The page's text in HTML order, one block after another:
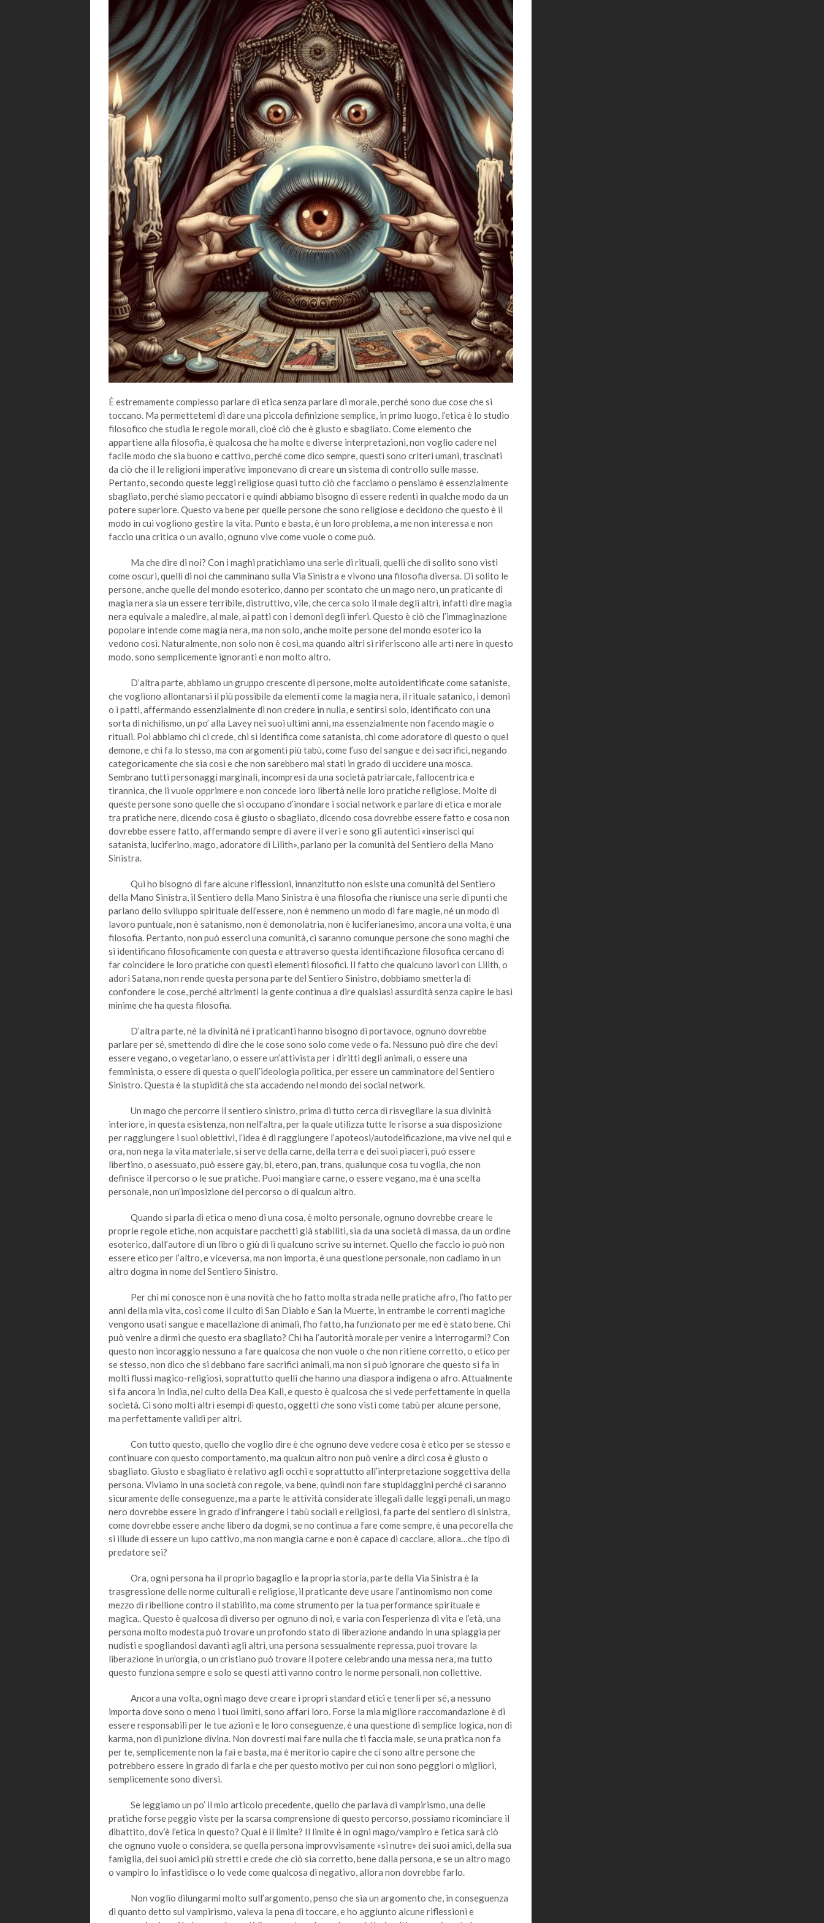
È estremamente complesso parlare di etica senza parlare di morale, perché sono due cose che si
toccano. Ma permettetemi di dare una piccola definizione semplice, in primo luogo, l’etica è lo studio
filosofico che studia le regole morali, cioè ciò che è giusto e sbagliato. Come elemento che
appartiene alla filosofia, è qualcosa che ha molte e diverse interpretazioni, non voglio cadere nel
facile modo che sia buono e cattivo, perché come dico sempre, questi sono criteri umani, trascinati
da ciò che il le religioni imperative imponevano di creare un sistema di controllo sulle masse.
Pertanto, secondo queste leggi religiose quasi tutto ciò che facciamo o pensiamo è essenzialmente
sbagliato, perché siamo peccatori e quindi abbiamo bisogno di essere redenti in qualche modo da un
potere superiore. Questo va bene per quelle persone che sono religiose e decidono che questo è il
modo in cui vogliono gestire la vita. Punto e basta, è un loro problema, a me non interessa e non
faccio una critica o un avallo, ognuno vive come vuole o come può.
Ma che dire di noi? Con i maghi pratichiamo una serie di rituali, quelli che di solito sono visti
come oscuri, quelli di noi che camminano sulla Via Sinistra e vivono una filosofia diversa. Di solito le
persone, anche quelle del mondo esoterico, danno per scontato che un mago nero, un praticante di
magia nera sia un essere terribile, distruttivo, vile, che cerca solo il male degli altri, infatti dire magia
nera equivale a maledire, al male, ai patti con i demoni degli inferi. Questo è ciò che l’immaginazione
popolare intende come magia nera, ma non solo, anche molte persone del mondo esoterico la
vedono così. Naturalmente, non solo non è così, ma quando altri si riferiscono alle arti nere in questo
modo, sono semplicemente ignoranti e non molto altro.
D’altra parte, abbiamo un gruppo crescente di persone, molte autoidentificate come sataniste,
che vogliono allontanarsi il più possibile da elementi come la magia nera, il rituale satanico, i demoni
o i patti, affermando essenzialmente di non credere in nulla, e sentirsi solo, identificato con una
sorta di nichilismo, un po’ alla Lavey nei suoi ultimi anni, ma essenzialmente non facendo magie o
rituali. Poi abbiamo chi ci crede, chi si identifica come satanista, chi come adoratore di questo o quel
demone, e chi fa lo stesso, ma con argomenti più tabù, come l’uso del sangue e dei sacrifici, negando
categoricamente che sia così e che non sarebbero mai stati in grado di uccidere una mosca.
Sembrano tutti personaggi marginali, incompresi da una società patriarcale, fallocentrica e
tirannica, che li vuole opprimere e non concede loro libertà nelle loro pratiche religiose. Molte di
queste persone sono quelle che si occupano d’inondare i social network e parlare di etica e morale
tra pratiche nere, dicendo cosa è giusto o sbagliato, dicendo cosa dovrebbe essere fatto e cosa non
dovrebbe essere fatto, affermando sempre di avere il veri e sono gli autentici «inserisci qui
satanista, luciferino, mago, adoratore di Lilith», parlano per la comunità del Sentiero della Mano
Sinistra.
Qui ho bisogno di fare alcune riflessioni, innanzitutto non esiste una comunità del Sentiero
della Mano Sinistra, il Sentiero della Mano Sinistra è una filosofia che riunisce una serie di punti che
parlano dello sviluppo spirituale dell’essere, non è nemmeno un modo di fare magie, né un modo di
lavoro puntuale, non è satanismo, non è demonolatria, non è luciferianesimo, ancora una volta, è una
filosofia. Pertanto, non può esserci una comunità, ci saranno comunque persone che sono maghi che
si identificano filosoficamente con questa e attraverso questa identificazione filosofica cercano di
far coincidere le loro pratiche con questi elementi filosofici. Il fatto che qualcuno lavori con Lilith, o
adori Satana, non rende questa persona parte del Sentiero Sinistro, dobbiamo smetterla di
confondere le cose, perché altrimenti la gente continua a dire qualsiasi assurdità senza capire le basi
minime che ha questa filosofia.
D’altra parte, né la divinità né i praticanti hanno bisogno di portavoce, ognuno dovrebbe
parlare per sé, smettendo di dire che le cose sono solo come vede o fa. Nessuno può dire che devi
essere vegano, o vegetariano, o essere un’attivista per i diritti degli animali, o essere una
femminista, o essere di questa o quell’ideologia politica, per essere un camminatore del Sentiero
Sinistro. Questa è la stupidità che sta accadendo nel mondo dei social network.
Un mago che percorre il sentiero sinistro, prima di tutto cerca di risvegliare la sua divinità
interiore, in questa esistenza, non nell’altra, per la quale utilizza tutte le risorse a sua disposizione
per raggiungere i suoi obiettivi, l’idea è di raggiungere l’apoteosi/autodeificazione, ma vive nel qui e
ora, non nega la vita materiale, si serve della carne, della terra e dei suoi piaceri, può essere
libertino, o asessuato, può essere gay, bi, etero, pan, trans, qualunque cosa tu voglia, che non
definisce il percorso o le sue pratiche. Puoi mangiare carne, o essere vegano, ma è una scelta
personale, non un’imposizione del percorso o di qualcun altro.
Quando si parla di etica o meno di una cosa, è molto personale, ognuno dovrebbe creare le
proprie regole etiche, non acquistare pacchetti già stabiliti, sia da una società di massa, da un ordine
esoterico, dall’autore di un libro o giù di lì qualcuno scrive su internet. Quello che faccio io può non
essere etico per l’altro, e viceversa, ma non importa, è una questione personale, non cadiamo in un
altro dogma in nome del Sentiero Sinistro.
Per chi mi conosce non è una novità che ho fatto molta strada nelle pratiche afro, l’ho fatto per
anni della mia vita, così come il culto di San Diablo e San la Muerte, in entrambe le correnti magiche
vengono usati sangue e macellazione di animali, l’ho fatto, ha funzionato per me ed è stato bene. Chi
può venire a dirmi che questo era sbagliato? Chi ha l’autorità morale per venire a interrogarmi? Con
questo non incoraggio nessuno a fare qualcosa che non vuole o che non ritiene corretto, o etico per
se stesso, non dico che si debbano fare sacrifici animali, ma non si può ignorare che questo si fa in
molti flussi magico-religiosi, soprattutto quelli che hanno una diaspora indigena o afro. Attualmente
si fa ancora in India, nel culto della Dea Kali, e questo è qualcosa che si vede perfettamente in quella
società. Ci sono molti altri esempi di questo, oggetti che sono visti come tabù per alcune persone,
ma perfettamente validi per altri.
Con tutto questo, quello che voglio dire è che ognuno deve vedere cosa è etico per se stesso e
continuare con questo comportamento, ma qualcun altro non può venire a dirci cosa è giusto o
sbagliato. Giusto e sbagliato è relativo agli occhi e soprattutto all’interpretazione soggettiva della
persona. Viviamo in una società con regole, va bene, quindi non fare stupidaggini perché ci saranno
sicuramente delle conseguenze, ma a parte le attività considerate illegali dalle leggi penali, un mago
nero dovrebbe essere in grado d’infrangere i tabù sociali e religiosi, fa parte del sentiero di sinistra,
come dovrebbe essere anche libero da dogmi, se no continua a fare come sempre, è una pecorella che
si illude di essere un lupo cattivo, ma non mangia carne e non è capace di cacciare, allora…che tipo di
predatore sei?
Ora, ogni persona ha il proprio bagaglio e la propria storia, parte della Via Sinistra è la
trasgressione delle norme culturali e religiose, il praticante deve usare l’antinomismo non come
mezzo di ribellione contro il stabilito, ma come strumento per la tua performance spirituale e
magica.. Questo è qualcosa di diverso per ognuno di noi, e varia con l’esperienza di vita e l’età, una
persona molto modesta può trovare un profondo stato di liberazione andando in una spiaggia per
nudisti e spogliandosi davanti agli altri, una persona sessualmente repressa, puoi trovare la
liberazione in un’orgia, o un cristiano può trovare il potere celebrando una messa nera, ma tutto
questo funziona sempre e solo se questi atti vanno contro le norme personali, non collettive.
Ancora una volta, ogni mago deve creare i propri standard etici e tenerli per sé, a nessuno
importa dove sono o meno i tuoi limiti, sono affari loro. Forse la mia migliore raccomandazione è di
essere responsabili per le tue azioni e le loro conseguenze, è una questione di semplice logica, non di
karma, non di punizione divina. Non dovresti mai fare nulla che ti faccia male, se una pratica non fa
per te, semplicemente non la fai e basta, ma è meritorio capire che ci sono altre persone che
potrebbero essere in grado di farla e che per questo motivo per cui non sono peggiori o migliori,
semplicemente sono diversi.
Se leggiamo un po’ il mio articolo precedente, quello che parlava di vampirismo, una delle
pratiche forse peggio viste per la scarsa comprensione di questo percorso, possiamo ricominciare il
dibattito, dov’è l’etica in questo? Qual è il limite? Il limite è in ogni mago/vampiro e l’etica sarà ciò
che ognuno vuole o considera, se quella persona improvvisamente «si nutre» dei suoi amici, della sua
famiglia, dei suoi amici più stretti e crede che ciò sia corretto, bene dalla persona, e se un altro mago
o vampiro lo infastidisce o lo vede come qualcosa di negativo, allora non dovrebbe farlo.
Non voglio dilungarmi molto sull’argomento, penso che sia un argomento che, in conseguenza
di quanto detto sul vampirismo, valeva la pena di toccare, e ho aggiunto alcune riflessioni e